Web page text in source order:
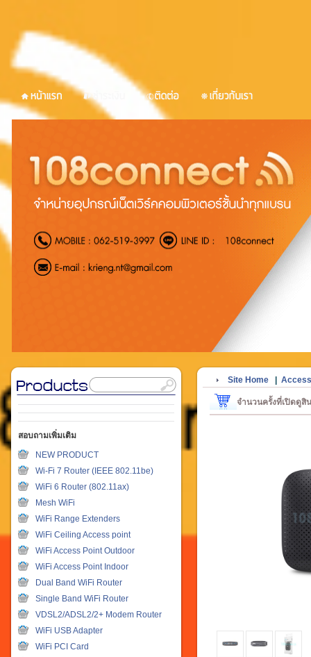
สอบถามเพิ่มเติม
NEW PRODUCT
Wi-Fi 7 Router (IEEE 802.11be)
WiFi 6 Router (802.11ax)
Mesh WiFi
WiFi Range Extenders
WiFi Ceiling Access point
WiFi Access Point Outdoor
WiFi Access Point Indoor
Dual Band WiFi Router
Single Band WiFi Router
VDSL2/ADSL2/2+ Modem Router
WiFi USB Adapter
WiFi PCI Card
Site Home
จำนวนครั้งที่เปิดดูสิ